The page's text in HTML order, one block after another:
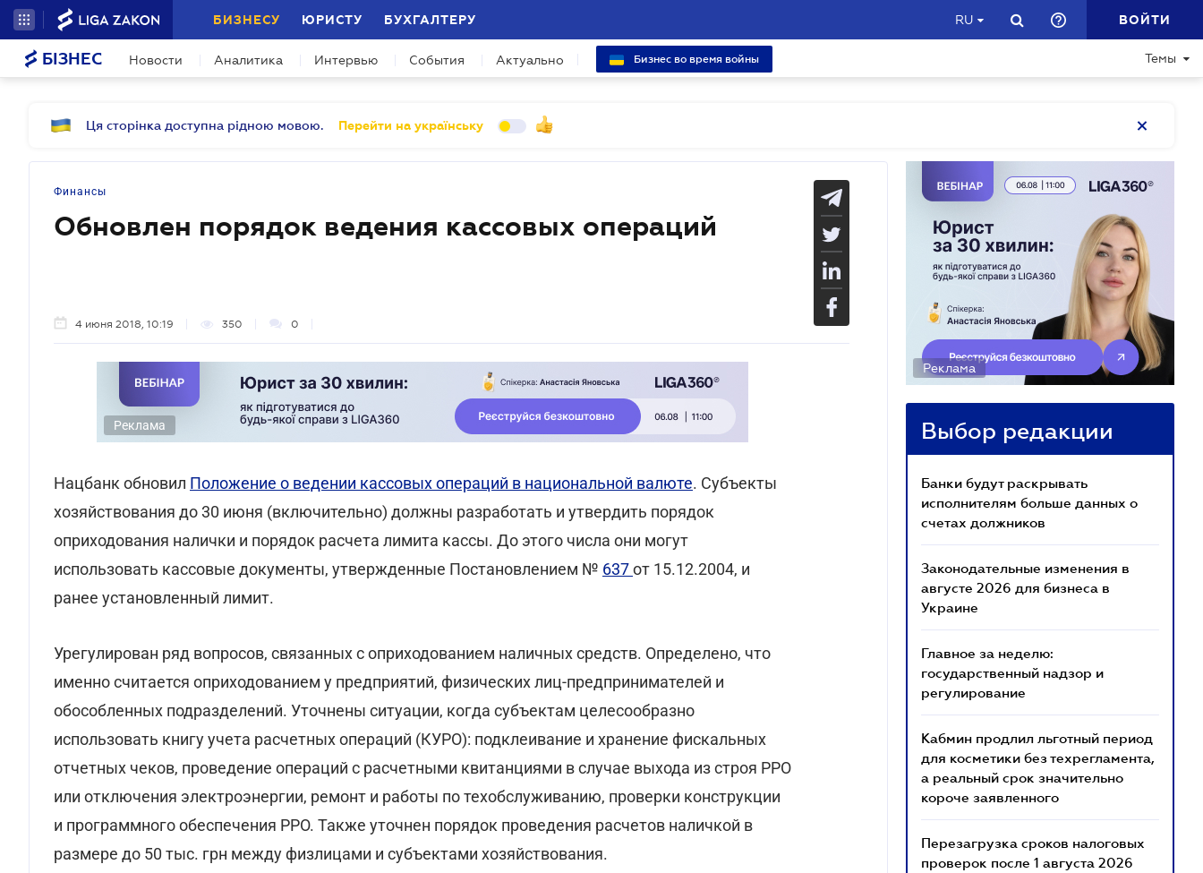
БИЗНЕСУ ЮРИСТУ БУХГАЛТЕРУ RU ВОЙТИ
БІЗНЕС Новости Аналитика Интервью События Актуально Бизнес во время войны Темы
Ця сторінка доступна рідною мовою. Перейти на українську
Финансы
Обновлен порядок ведения кассовых операций
4 июня 2018, 10:19 350 0
Реклама
Нацбанк обновил Положение о ведении кассовых операций в национальной валюте. Субъекты
хозяйствования до 30 июня (включительно) должны разработать и утвердить порядок
оприходования налички и порядок расчета лимита кассы. До этого числа они могут
использовать кассовые документы, утвержденные Постановлением № 637от 15.12.2004, и
ранее установленный лимит.
Урегулирован ряд вопросов, связанных с оприходованием наличных средств. Определено, что
именно считается оприходованием у предприятий, физических лиц-предпринимателей и
обособленных подразделений. Уточнены ситуации, когда субъектам целесообразно
использовать книгу учета расчетных операций (КУРО): подклеивание и хранение фискальных
отчетных чеков, проведение операций с расчетными квитанциями в случае выхода из строя РРО
или отключения электроэнергии, ремонт и работы по техобслуживанию, проверки конструкции
и программного обеспечения РРО. Также уточнен порядок проведения расчетов наличкой в
размере до 50 тыс. грн между физлицами и субъектами хозяйствования.
Реклама
Выбор редакции
Банки будут раскрывать
исполнителям больше данных о
счетах должников
Законодательные изменения в
августе 2026 для бизнеса в
Украине
Главное за неделю:
государственный надзор и
регулирование
Кабмин продлил льготный период
для косметики без техрегламента,
а реальный срок значительно
короче заявленного
Перезагрузка сроков налоговых
проверок после 1 августа 2026